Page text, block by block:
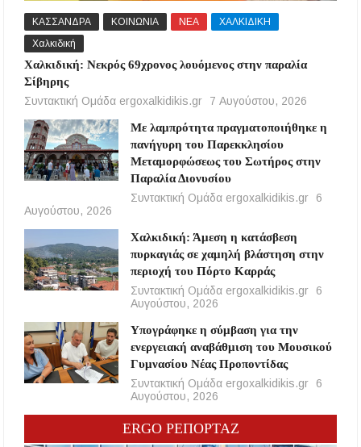
ΚΑΣΣΑΝΔΡΑ ΚΟΙΝΩΝΙΑ ΝΕΑ
ΧΑΛΚΙΔΙΚΗ
Χαλκιδική
Χαλκιδική: Νεκρός 69χρονος λουόμενος στην παραλία
Σίβηρης
Συντακτική Ομάδα ergoxalkidikis.gr
7 Αυγούστου, 2026
Με λαμπρότητα πραγματοποιήθηκε η
πανήγυρη του Παρεκκλησίου
Μεταμορφώσεως του Σωτήρος στην
Παραλία Διονυσίου
Συντακτική Ομάδα ergoxalkidikis.gr
6
Αυγούστου, 2026
Χαλκιδική: Άμεση η κατάσβεση
πυρκαγιάς σε χαμηλή βλάστηση στην
περιοχή του Πόρτο Καρράς
Συντακτική Ομάδα ergoxalkidikis.gr
6
Αυγούστου, 2026
Υπογράφηκε η σύμβαση για την
ενεργειακή αναβάθμιση του Μουσικού
Γυμνασίου Νέας Προποντίδας
Συντακτική Ομάδα ergoxalkidikis.gr
6
Αυγούστου, 2026
ERGO ΡΕΠΟΡΤΑΖ